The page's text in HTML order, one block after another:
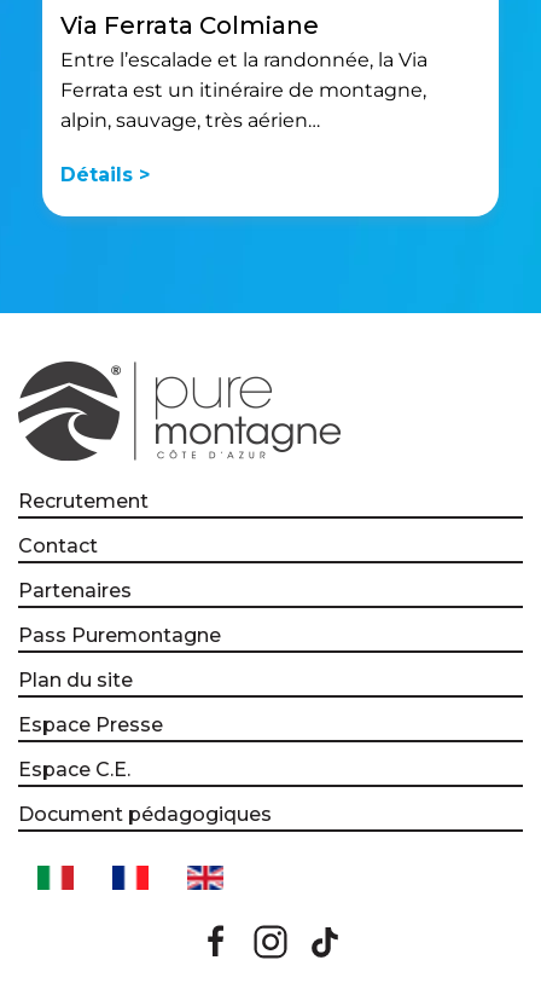
Via Ferrata Colmiane
Entre l’escalade et la randonnée, la Via
Ferrata est un itinéraire de montagne,
alpin, sauvage, très aérien…
Détails >
Recrutement
Contact
Partenaires
Pass Puremontagne
Plan du site
Espace Presse
Espace C.E.
Document pédagogiques